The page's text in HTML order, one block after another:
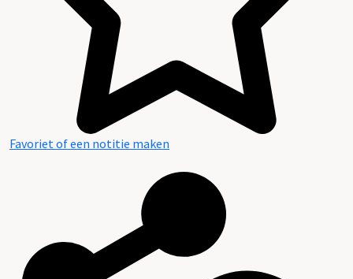
Favoriet of een notitie maken